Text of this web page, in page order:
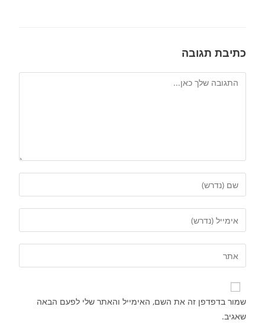
כתיבת תגובה
שמור בדפדפן זה את השם, האימייל והאתר שלי לפעם הבאה
שאגיב.